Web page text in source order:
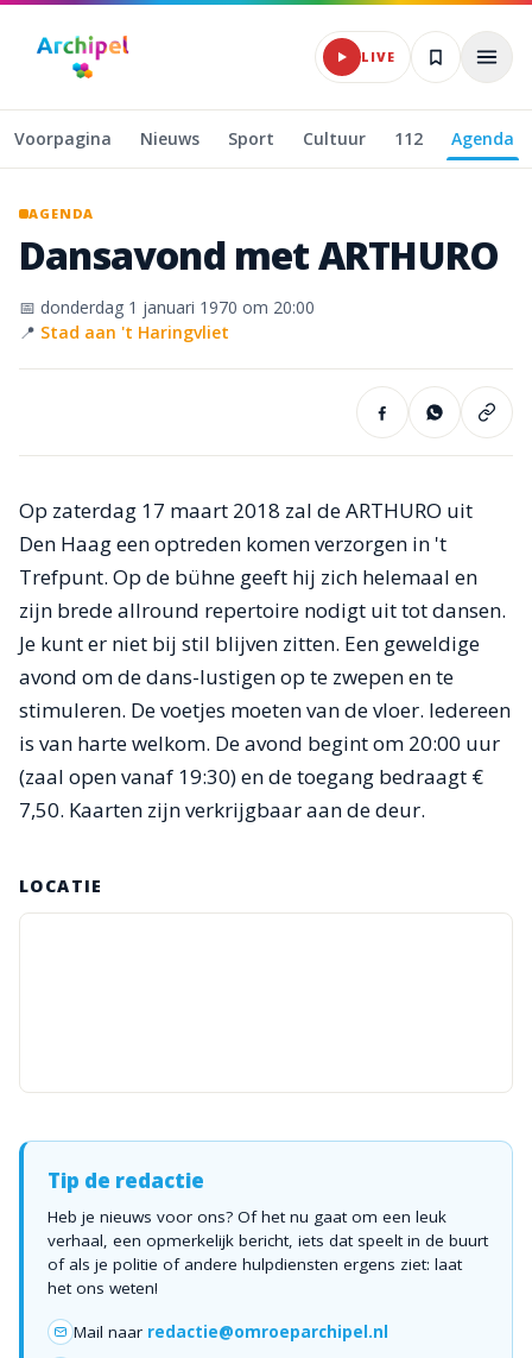
Naar hoofdinhoud
LIVE
Voorpagina Nieuws Sport Cultuur 112 Agenda
AGENDA
Dansavond metARTHURO
📅 donderdag 1 januari 1970 om 20:00
📍 Stad aan 't Haringvliet
Op zaterdag 17 maart 2018 zal de ARTHURO uit
Den Haag een optreden komen verzorgen in 't
Trefpunt. Op de bühne geeft hij zich helemaal en
zijn brede allround repertoire nodigt uit tot dansen.
Je kunt er niet bij stil blijven zitten. Een geweldige
avond om de dans-lustigen op te zwepen en te
stimuleren. De voetjes moeten van de vloer. Iedereen
is van harte welkom. De avond begint om 20:00 uur
(zaal open vanaf 19:30) en de toegang bedraagt €
7,50. Kaarten zijn verkrijgbaar aan de deur.
LOCATIE
Tip de redactie
Heb je nieuws voor ons? Of het nu gaat om een leuk
verhaal, een opmerkelijk bericht, iets dat speelt in de buurt
of als je politie of andere hulpdiensten ergens ziet: laat
het ons weten!
Mail naar redactie@omroeparchipel.nl